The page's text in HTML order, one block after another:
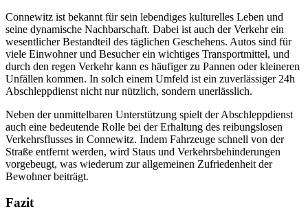
Connewitz ist bekannt für sein lebendiges kulturelles Leben und
seine dynamische Nachbarschaft. Dabei ist auch der Verkehr ein
wesentlicher Bestandteil des täglichen Geschehens. Autos sind für
viele Einwohner und Besucher ein wichtiges Transportmittel, und
durch den regen Verkehr kann es häufiger zu Pannen oder kleineren
Unfällen kommen. In solch einem Umfeld ist ein zuverlässiger 24h
Abschleppdienst nicht nur nützlich, sondern unerlässlich.
Neben der unmittelbaren Unterstützung spielt der Abschleppdienst
auch eine bedeutende Rolle bei der Erhaltung des reibungslosen
Verkehrsflusses in Connewitz. Indem Fahrzeuge schnell von der
Straße entfernt werden, wird Staus und Verkehrsbehinderungen
vorgebeugt, was wiederum zur allgemeinen Zufriedenheit der
Bewohner beiträgt.
Fazit